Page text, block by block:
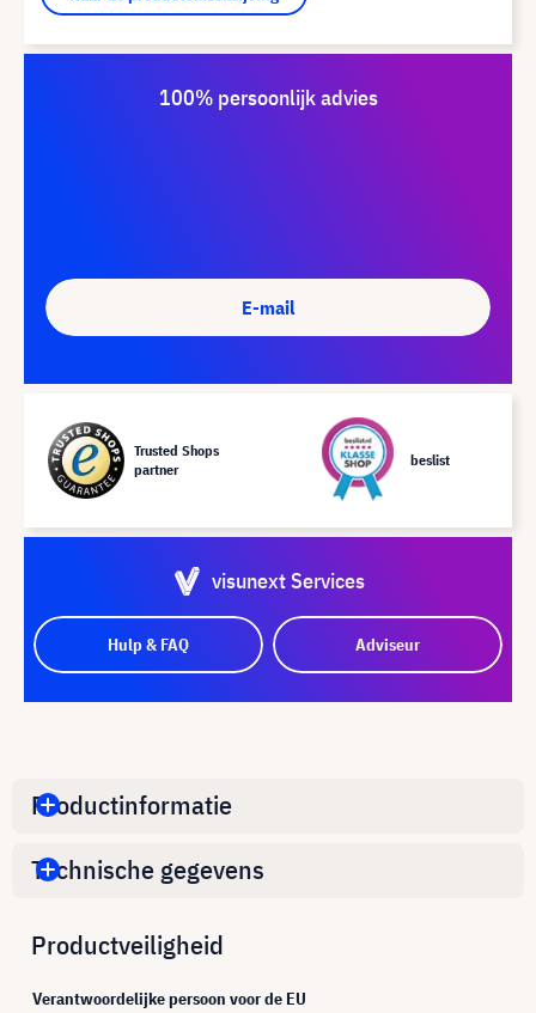
100% persoonlijk advies
E-mail
Trusted Shops
partner
beslist
visunext Services
Hulp & FAQ Adviseur
Productinformatie
Technische gegevens
Productveiligheid
Verantwoordelijke persoon voor de EU